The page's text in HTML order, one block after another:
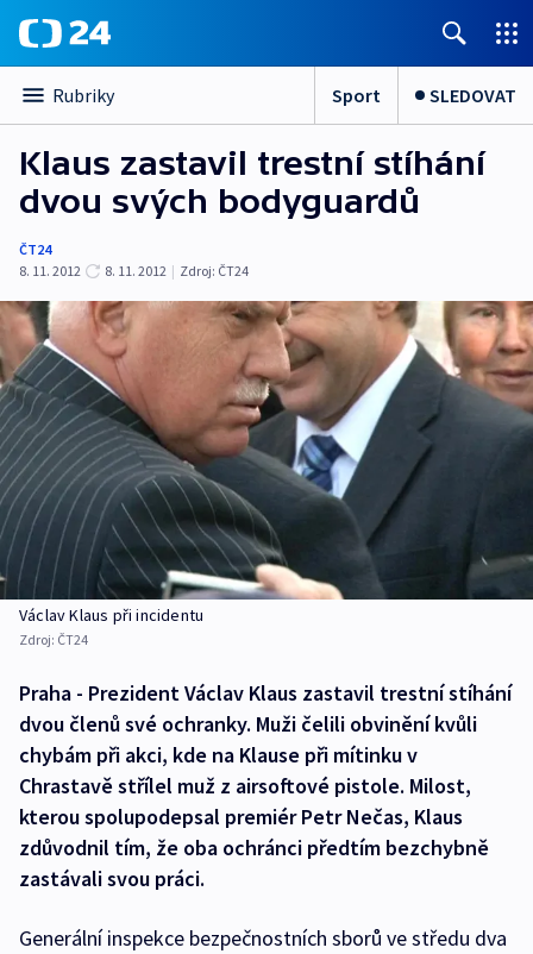
Rubriky Sport SLEDOVAT
Klaus zastavil trestní stíhání
dvou svých bodyguardů
ČT24
8. 11. 2012
8. 11. 2012 | Zdroj: ČT24
Václav Klaus při incidentu
Zdroj: ČT24
Praha - Prezident Václav Klaus zastavil trestní stíhání
dvou členů své ochranky. Muži čelili obvinění kvůli
chybám při akci, kde na Klause při mítinku v
Chrastavě střílel muž z airsoftové pistole. Milost,
kterou spolupodepsal premiér Petr Nečas, Klaus
zdůvodnil tím, že oba ochránci předtím bezchybně
zastávali svou práci.
Generální inspekce bezpečnostních sborů ve středu dva